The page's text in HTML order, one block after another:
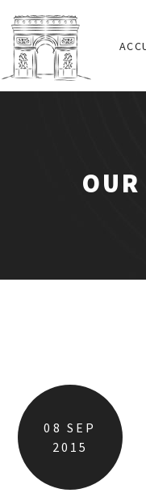
OUR
08 SEP
2015